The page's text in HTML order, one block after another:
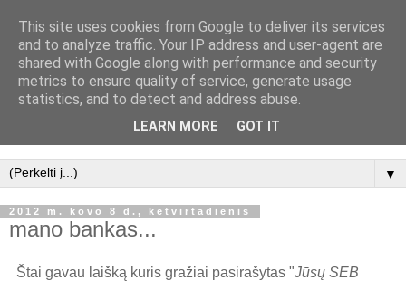
marmalus
... čia mano tinklaraštis (blog'as), čia mano karalija, čia aš
rašau ką noriu..., jei turite ką pasakyti- mielai išklausysiu, jei
neturite- eikite sau...
▼
2012 m. kovo 8 d., ketvirtadienis
mano bankas...
Štai gavau laišką kuris gražiai pasirašytas "Jūsų SEB
This site uses cookies from Google to deliver its services
and to analyze traffic. Your IP address and user-agent are
shared with Google along with performance and security
metrics to ensure quality of service, generate usage
statistics, and to detect and address abuse.
LEARN MORE GOT IT